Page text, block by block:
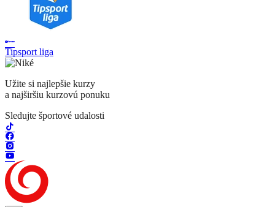
Tipsport liga
Užite si najlepšie kurzy
a najširšiu kurzovú ponuku
Sledujte športové udalosti